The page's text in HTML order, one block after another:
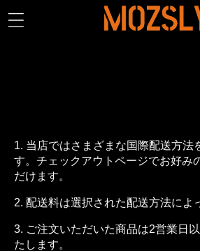
1. 当店ではさまざまな国際配送方法
す。チェックアウトページでお好み
だけます。
2. 配送料は選択された配送方法によ
3. ご注文いただいた商品は2営業日
たします。